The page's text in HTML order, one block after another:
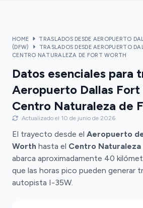
HOME
TRASLADOS DESDE AEROPUERTO
(DFW)
TRASLADOS DESDE AEROPUERTO
CENTRO NATURALEZA DE FORT WORTH
Datos esenciales para
Aeropuerto Dallas Fort
Centro Naturaleza de
Actualizado el 10 de junio de 2026
El trayecto desde el Aeropuerto
Worth hasta el Centro
abarca aproximadamente 40
que las horas pico pueden generar
autopista I-35W.